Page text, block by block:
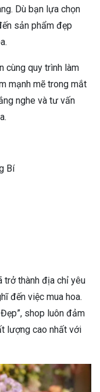
Dù bạn lựa chọn
sản phẩm đẹp
cùng quy trình làm
mạnh mẽ trong mắt
nghe và tư vấn
Bí
trở thành địa chỉ yêu
đến việc mua hoa.
shop luôn đảm
lượng cao nhất với